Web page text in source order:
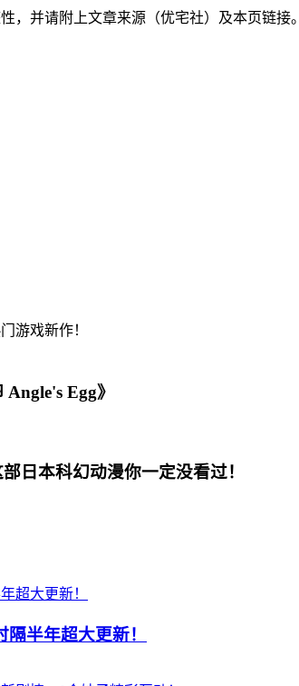
，并请附上文章来源（优宅社）及本页链接。
Egg》
日本科幻动漫你一定没看过！
半年超大更新！